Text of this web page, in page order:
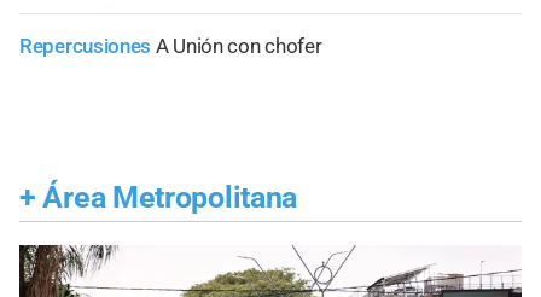
Repercusiones A Unión con chofer
+ Área Metropolitana